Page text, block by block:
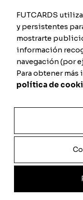
Información
Información
Material
Tamaño
Productos
FUTCARDS
y persistentes
mostrarte
información
navegación (por
Para obtener
política de